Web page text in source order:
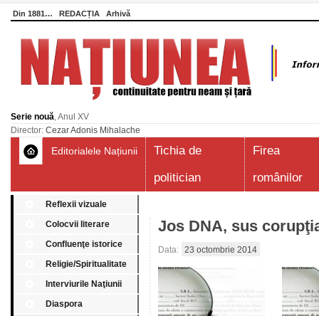
Din 1881… REDACȚIA Arhivă
Serie nouă, Anul XV
Director: Cezar Adonis Mihalache
Editorialele Națiunii
Tichia de
politician
Firea
românilor
Reflexii vizuale
Colocvii literare
Confluenţe istorice
Religie/Spiritualitate
Interviurile Naţiunii
Diaspora
Jos DNA, sus
Data: 23 octombrie 2014